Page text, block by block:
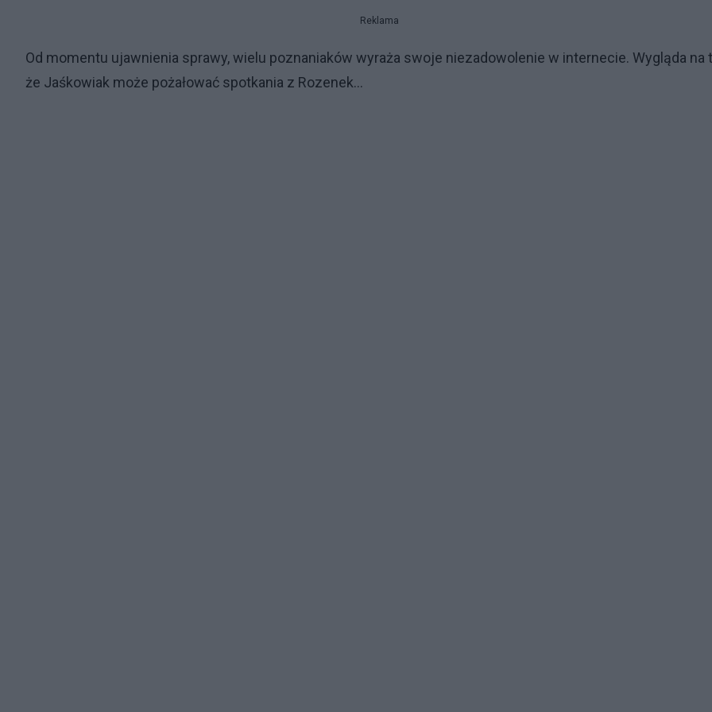
Reklama
Od momentu ujawnienia sprawy, wielu poznaniaków wyraża swoje niezadowolenie w internecie. Wygląda na
że Jaśkowiak może pożałować spotkania z Rozenek...